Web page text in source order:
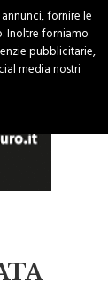
fornire le
Inoltre forniamo
pubblicitarie,
media nostri